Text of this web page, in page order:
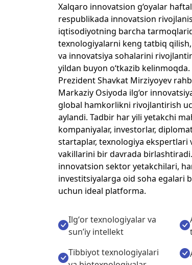
Xalqaro innovatsion g‘oyalar
respublikada innovatsion
iqtisodiyotning barcha
texnologiyalarni keng tatbiq
va innovatsiya sohalarini
yildan buyon o‘tkazib
Prezident Shavkat Mirziyoyev
Markaziy Osiyoda ilg‘or
global hamkorlikni rivojlantirish
aylandi. Tadbir har yili yetakchi
kompaniyalar, investorlar,
startaplar, texnologiya ekspertlari
vakillarini bir davrada
innovatsion sektor yetakchilari,
investitsiyalarga oid soha egalari
uchun ideal platforma.
Ilgʻor texnologiyalar va
sunʼiy intellekt
Tibbiyot texnologiyalari